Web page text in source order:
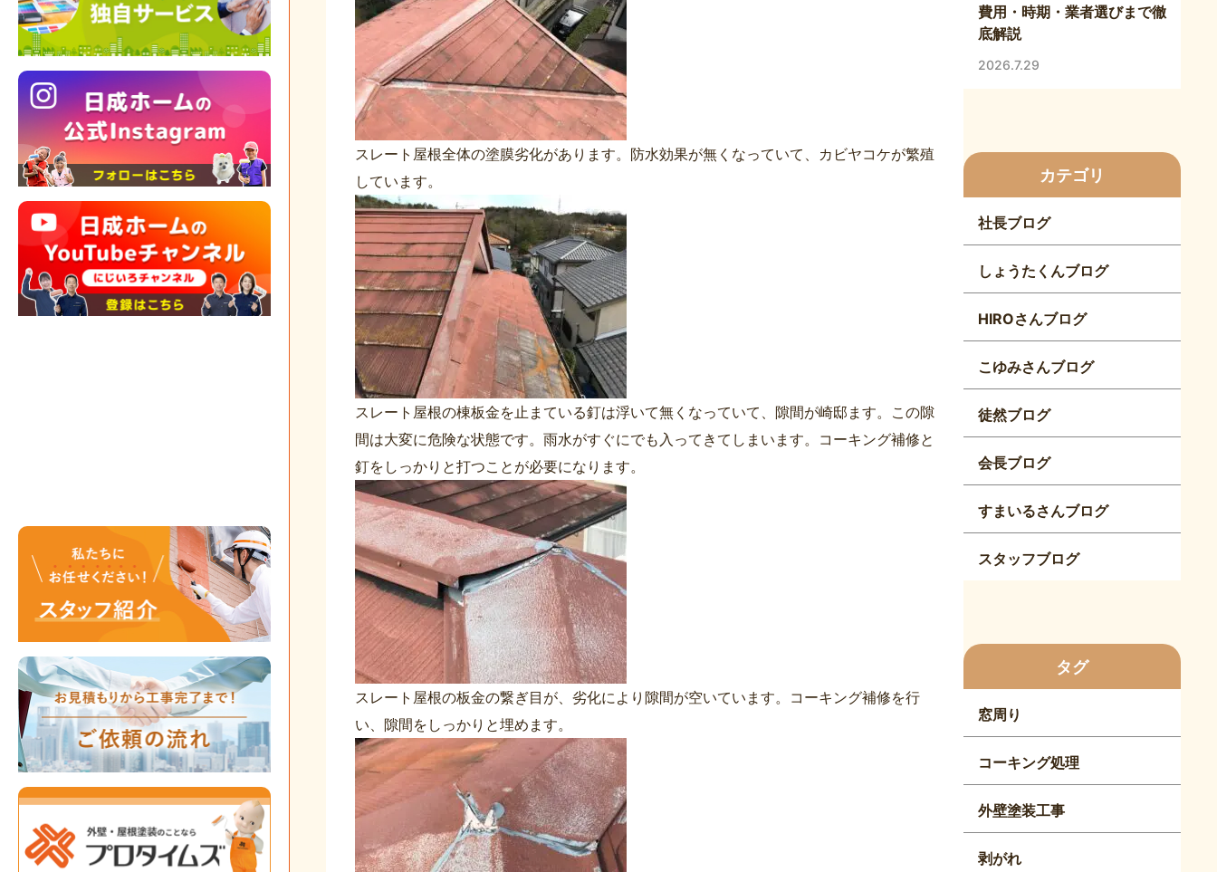
スレート屋根全体の塗膜劣化があります。防水効果が無くなっていて、カビヤコケが繁殖
しています。
スレート屋根の棟板金を止まている釘は浮いて無くなっていて、隙間が崎邸ます。この隙
間は大変に危険な状態です。雨水がすぐにでも入ってきてしまいます。コーキング補修と
釘をしっかりと打つことが必要になります。
スレート屋根の板金の繋ぎ目が、劣化により隙間が空いています。コーキング補修を行
い、隙間をしっかりと埋めます。
費用・時期・業者選びまで徹
底解説
2026.7.29
カテゴリ
社長ブログ
しょうたくんブログ
HIROさんブログ
こゆみさんブログ
徒然ブログ
会長ブログ
すまいるさんブログ
スタッフブログ
タグ
窓周り
コーキング処理
外壁塗装工事
剥がれ